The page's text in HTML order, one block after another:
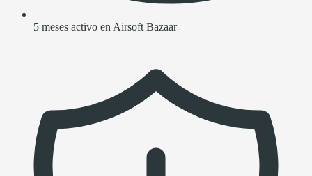
5 meses activo en Airsoft Bazaar